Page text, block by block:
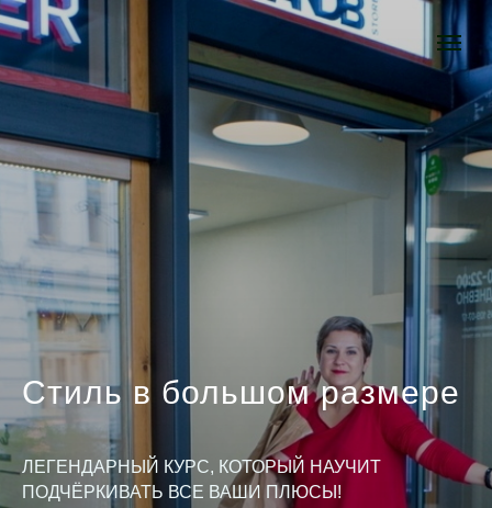
Стиль в большом размере
ЛЕГЕНДАРНЫЙ КУРС, КОТОРЫЙ НАУЧИТ
ПОДЧЁРКИВАТЬ ВСЕ ВАШИ ПЛЮСЫ!